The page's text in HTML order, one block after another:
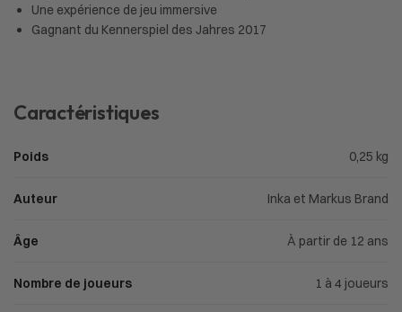
Une expérience de jeu immersive
Gagnant du Kennerspiel des Jahres 2017
Caractéristiques
Poids 0,25 kg
Auteur Inka et Markus Brand
Âge À partir de 12 ans
Nombre de joueurs 1 à 4 joueurs